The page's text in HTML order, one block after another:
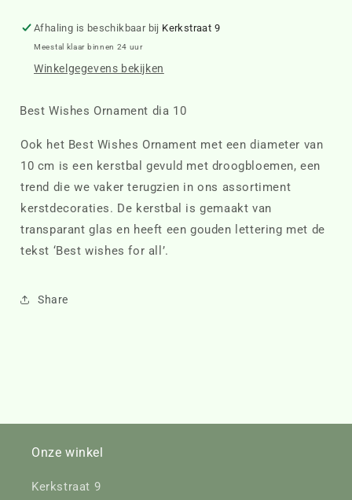
dia
10
dia
10
Afhaling is beschikbaar bij Kerkstraat 9
Meestal klaar binnen 24 uur
Winkelgegevens bekijken
Best Wishes Ornament dia 10
Ook het Best Wishes Ornament met een diameter van
10 cm is een kerstbal gevuld met droogbloemen, een
trend die we vaker terugzien in ons assortiment
kerstdecoraties. De kerstbal is gemaakt van
transparant glas en heeft een gouden lettering met de
tekst ‘Best wishes for all’.
Share
Onze winkel
Kerkstraat 9